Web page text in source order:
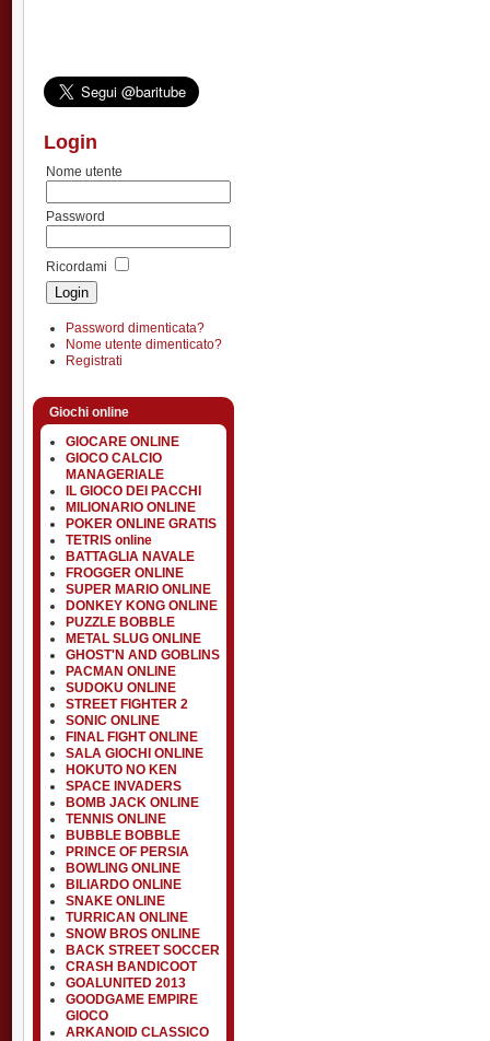
Login
Nome utente
Password
Ricordami
Password dimenticata?
Nome utente dimenticato?
Registrati
Giochi online
GIOCARE ONLINE
GIOCO CALCIO
MANAGERIALE
IL GIOCO DEI PACCHI
MILIONARIO ONLINE
POKER ONLINE GRATIS
TETRIS online
BATTAGLIA NAVALE
FROGGER ONLINE
SUPER MARIO ONLINE
DONKEY KONG ONLINE
PUZZLE BOBBLE
METAL SLUG ONLINE
GHOST'N AND GOBLINS
PACMAN ONLINE
SUDOKU ONLINE
STREET FIGHTER 2
SONIC ONLINE
FINAL FIGHT ONLINE
SALA GIOCHI ONLINE
HOKUTO NO KEN
SPACE INVADERS
BOMB JACK ONLINE
TENNIS ONLINE
BUBBLE BOBBLE
PRINCE OF PERSIA
BOWLING ONLINE
BILIARDO ONLINE
SNAKE ONLINE
TURRICAN ONLINE
SNOW BROS ONLINE
BACK STREET SOCCER
CRASH BANDICOOT
GOALUNITED 2013
GOODGAME EMPIRE
GIOCO
ARKANOID CLASSICO